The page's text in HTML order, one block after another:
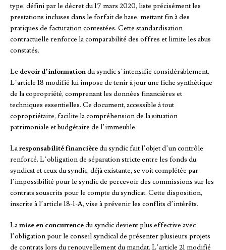
type, défini par le décret du 17 mars 2020, liste précisément les
prestations incluses dans le forfait de base, mettant fin à des
pratiques de facturation contestées. Cette standardisation
contractuelle renforce la comparabilité des offres et limite les abus
constatés.
Le devoir d’informationdu syndic s’intensifie considérablement.
L’article 18 modifié lui impose de tenir à jour une fiche synthétique
de la copropriété, comprenant les données financières et
techniques essentielles. Ce document, accessible à tout
copropriétaire, facilite la compréhension de la situation
patrimoniale et budgétaire de l’immeuble.
Laresponsabilité financièredu syndic fait l’objet d’un contrôle
renforcé. L’obligation de séparation stricte entre les fonds du
syndicat et ceux du syndic, déjà existante, se voit complétée par
l’impossibilité pour le syndic de percevoir des commissions sur les
contrats souscrits pour le compte du syndicat. Cette disposition,
inscrite à l’article 18-1-A, vise à prévenir les conflits d’intérêts.
Lamise en concurrencedu syndic devient plus effective avec
l’obligation pour le conseil syndical de présenter plusieurs projets
de contrats lors du renouvellement du mandat. L’article 21 modifié